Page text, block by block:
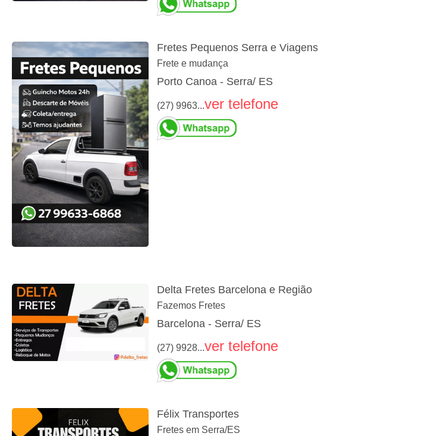
Fretes Pequenos Serra e Viagens
Frete e mudança
Porto Canoa - Serra/ ES
(27) 9963...ver telefone
Delta Fretes Barcelona e Região
Fazemos Fretes
Barcelona - Serra/ ES
(27) 9928...ver telefone
Félix Transportes
Fretes em Serra/ES